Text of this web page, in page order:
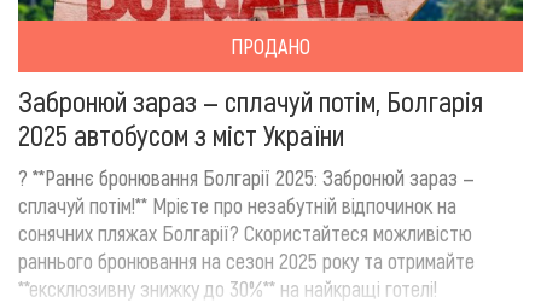
ПРОДАНО
Забронюй зараз — сплачуй потім, Болгарія
2025 автобусом з міст України
? **Раннє бронювання Болгарії 2025: Забронюй зараз —
сплачуй потім!** Мрієте про незабутній відпочинок на
сонячних пляжах Болгарії? Скористайтеся можливістю
раннього бронювання на сезон 2025 року та отримайте
**ексклюзивну знижку до 30%** на найкращі готелі!